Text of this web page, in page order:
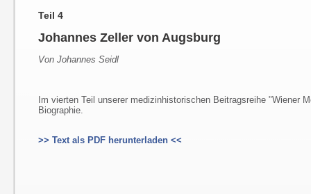
Teil 4
Johannes Zeller von Augsburg
Von Johannes Seidl
Im vierten Teil unserer medizinhistorischen Beitragsreihe "Wiener
Biographie.
>> Text als PDF herunterladen <<